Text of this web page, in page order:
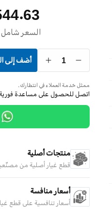
السعر شامل
1 أضف إلى
ممثل خدمة العملاء في انتظارك.
اتصل للحصول على مساعدة
منتجات أصلية
قطع غيار أصلية من
أسعار منافسة
أسعار تنافسية على قطع